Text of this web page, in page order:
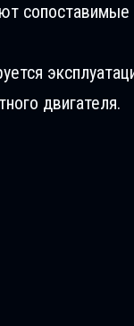
сопоставимые
двигателя.